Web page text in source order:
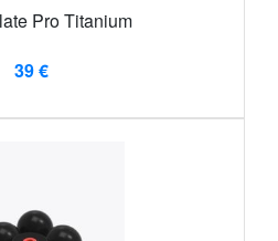
Pro Titanium
39 €